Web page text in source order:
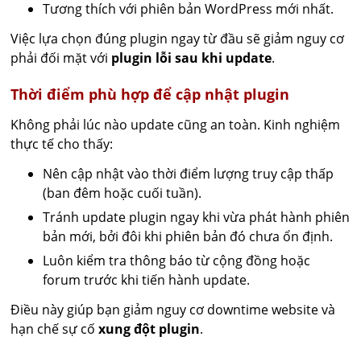
Tương thích với phiên bản WordPress mới nhất.
Việc lựa chọn đúng plugin ngay từ đầu sẽ giảm nguy cơ
phải đối mặt với plugin lỗi sau khi update.
Thời điểm phù hợp để cập nhật plugin
Không phải lúc nào update cũng an toàn. Kinh nghiệm
thực tế cho thấy:
Nên cập nhật vào thời điểm lượng truy cập thấp
(ban đêm hoặc cuối tuần).
Tránh update plugin ngay khi vừa phát hành phiên
bản mới, bởi đôi khi phiên bản đó chưa ổn định.
Luôn kiểm tra thông báo từ cộng đồng hoặc
forum trước khi tiến hành update.
Điều này giúp bạn giảm nguy cơ downtime website và
hạn chế sự cốxung đột plugin.